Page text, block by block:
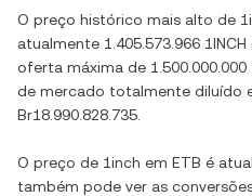
O preço histórico mais alto de
atualmente 1.405.573.966 1INCH
oferta máxima de 1.500.000.000
de mercado totalmente diluído
Br18.990.828.735
O preço de 1inch em ETB é
também pode ver as